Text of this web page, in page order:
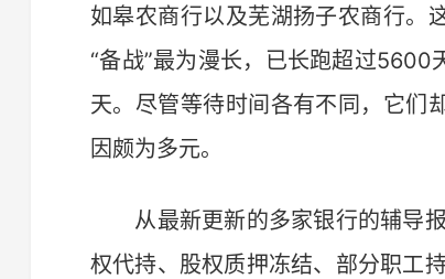
如皋农商行以及芜湖扬子农商行。
“备战”最为漫长，已长跑超过5600
天。尽管等待时间各有不同，它们
因颇为多元。
从最新更新的多家银行的辅导报
权代持、股权质押冻结、部分职工